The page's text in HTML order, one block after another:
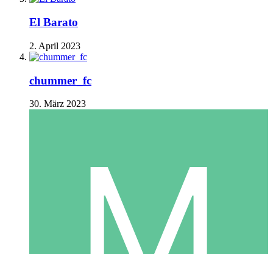
El Barato
2. April 2023
chummer_fc
30. März 2023